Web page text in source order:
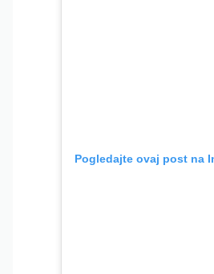
Pogledajte ovaj post na